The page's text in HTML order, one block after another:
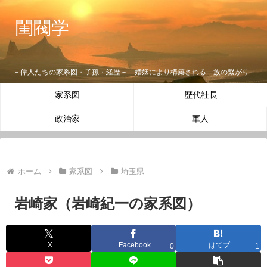
閨閥学
－偉人たちの家系図・子孫・経歴－ 婚姻により構築される一族の繋がり
家系図 歴代社長
政治家 軍人
ホーム 家系図 埼玉県
岩崎家（岩崎紀一の家系図）
X Facebook 0 はてブ 1